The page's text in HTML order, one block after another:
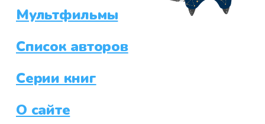
Мультфильмы
Список авторов
Серии книг
О сайте